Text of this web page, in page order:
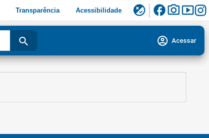
Transparência Acessibilidade flaky facebookphoto_camerasmart_display
search account_circle Acessar